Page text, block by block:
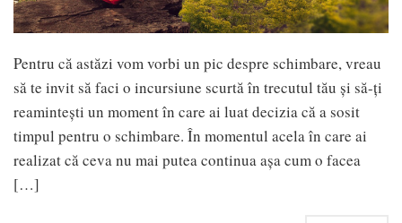
Pentru că astăzi vom vorbi un pic despre schimbare, vreau
să te invit să faci o incursiune scurtă în trecutul tău și să-ți
reamintești un moment în care ai luat decizia că a sosit
timpul pentru o schimbare. În momentul acela în care ai
realizat că ceva nu mai putea continua așa cum o facea
[…]